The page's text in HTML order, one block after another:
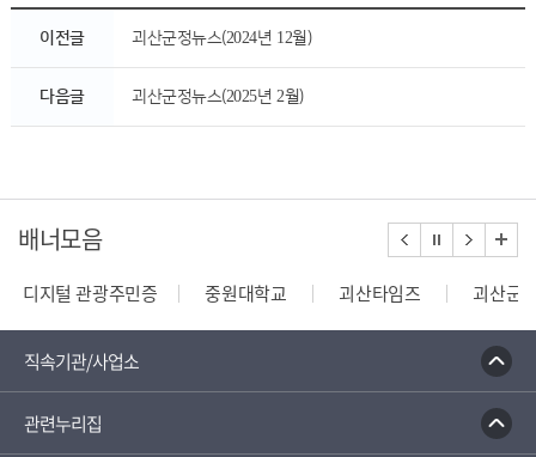
이전글 괴산군정뉴스(2024년 12월)
다음글 괴산군정뉴스(2025년 2월)
배너모음
디지털 관광주민증 중원대학교 괴산타임즈
괴산군
직속기관/사업소
관련누리집